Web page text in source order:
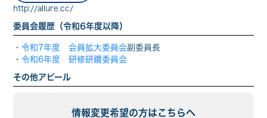
http://allure.cc/
委員会履歴（令和6年度以降）
・ 令和7年度 会員拡大委員会副委員長
・ 令和6年度 研修研鑽委員会
その他アピール
情報変更希望の方はこちらへ